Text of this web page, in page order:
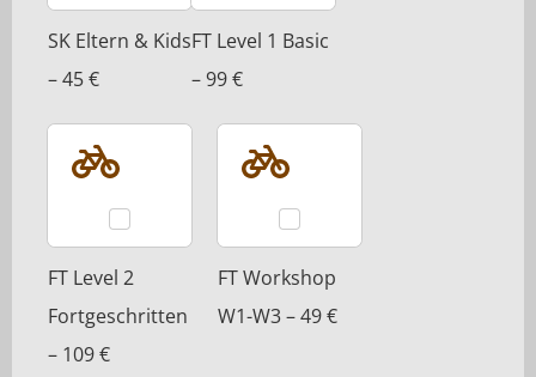
SK Eltern & Kids
– 45 €
FT Level 1 Basic
– 99 €
FT Level 2
Fortgeschritten
– 109 €
FT Workshop
W1-W3 – 49 €